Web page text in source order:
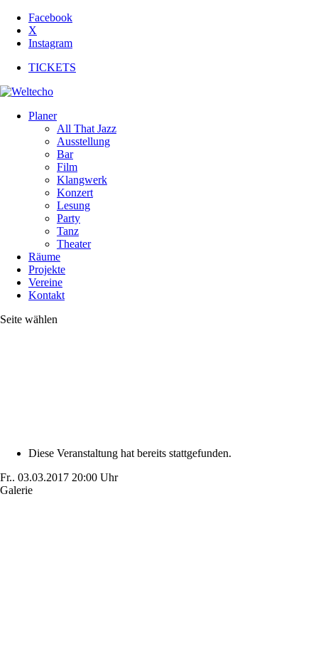
Facebook
X
Instagram
TICKETS
Planer
All That Jazz
Ausstellung
Bar
Film
Klangwerk
Konzert
Lesung
Party
Tanz
Theater
Räume
Projekte
Vereine
Kontakt
Seite wählen
Diese Veranstaltung hat bereits stattgefunden.
Fr.. 03.03.2017 20:00 Uhr
Galerie